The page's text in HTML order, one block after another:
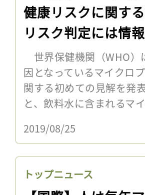
健康リスクに関す
リスク判定には情
世界保健機関（WHO）
因となっているマイクロ
関する初めての見解を発
と、飲料水に含まれるマ
2019/08/25
トップニュース